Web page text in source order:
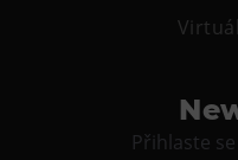
Přihlaste